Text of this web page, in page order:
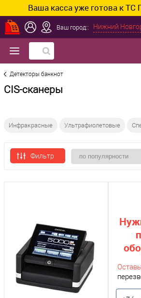
Ваша касса уже готова к ТС
Ваш город:: Нижний
Детекторы банкнот
CIS-сканеры
Инфракрасные Ультрафиолетовые
Фильтр